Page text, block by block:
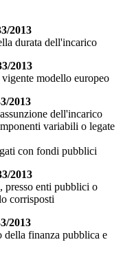
2013
durata dell'incarico
2013
modello europeo
2013
dell'incarico
variabili o legate
con fondi pubblici
2013
presso enti pubblici o
corrisposti
2013
finanza pubblica e